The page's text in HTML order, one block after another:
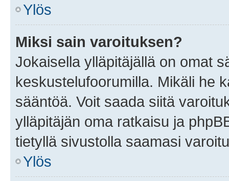
Ylös
Miksi sain varoituksen?
Jokaisella ylläpitäjällä on omat
keskustelufoorumilla. Mikäli he
sääntöä. Voit saada siitä
ylläpitäjän oma ratkaisu ja
tietyllä sivustolla saamasi
Ylös